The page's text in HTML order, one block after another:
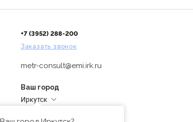
+7 (3952) 288-200
Заказать звонок
metr-consult@emi.irk.ru
Ваш город
Иркутск